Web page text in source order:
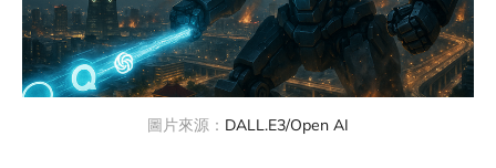
圖片來源： DALL.E3/Open AI